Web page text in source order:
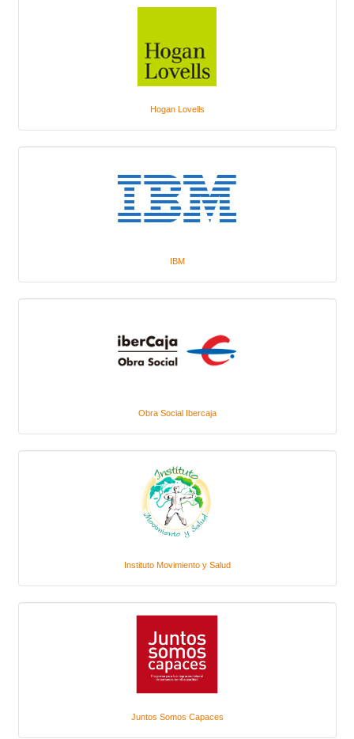
Hogan Lovells
IBM
Obra Social Ibercaja
Instituto Movimiento y Salud
Juntos Somos Capaces